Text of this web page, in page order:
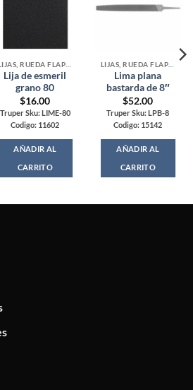
Lija de esmeril
grano 80
$16.00
Truper Sku: LIME-80
Codigo: 11602
AÑADIR AL
CARRITO
Lima plana
bastarda de 8″
$52.00
Truper Sku: LPB-8
Codigo: 15142
AÑADIR AL
CARRITO